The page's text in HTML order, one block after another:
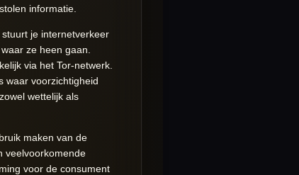
informatie.
je internetverkeer
ze heen gaan.
via het Tor-netwerk.
waar voorzichtigheid
wettelijk als
maken van de
veelvoorkomende
voor de consument